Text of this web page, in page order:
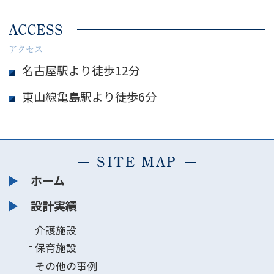
ACCESS
アクセス
名古屋駅より徒歩12分
東山線亀島駅より徒歩6分
SITE MAP
ホーム
設計実績
介護施設
保育施設
その他の事例